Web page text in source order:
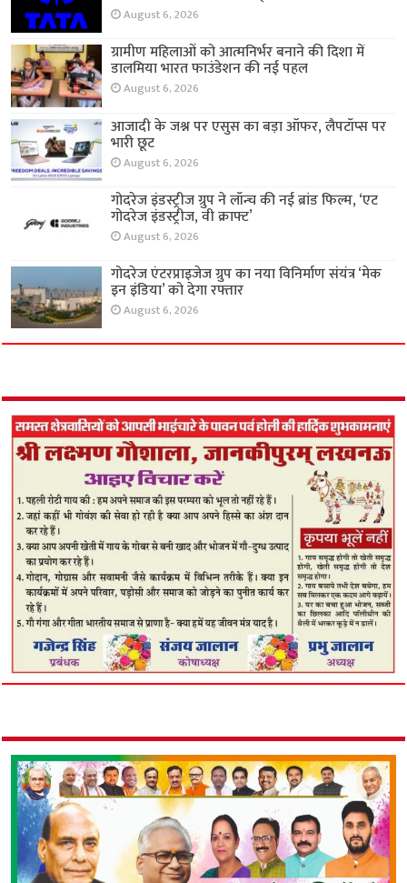
August 6, 2026
ग्रामीण महिलाओं को आत्मनिर्भर बनाने की दिशा में
डालमिया भारत फाउंडेशन की नई पहल
August 6, 2026
आजादी के जश्न पर एसुस का बड़ा ऑफर, लैपटॉप्स पर
भारी छूट
August 6, 2026
गोदरेज इंडस्ट्रीज ग्रुप ने लॉन्च की नई ब्रांड फिल्म, ‘एट
गोदरेज इंडस्ट्रीज, वी क्राफ्ट’
August 6, 2026
गोदरेज एंटरप्राइजेज ग्रुप का नया विनिर्माण संयंत्र ‘मेक
इन इंडिया’ को देगा रफ्तार
August 6, 2026